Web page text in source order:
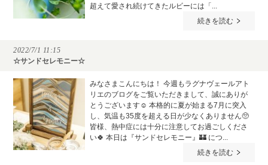
超えて愛され続けてきたルビーには「...
続きを読む
2022/7/1 11:15
☆サンドセレモニー☆
みなさまこんにちは！ 今週もラグナヴェールアト
リエのブログをご覧いただきまして、誠にありが
とうございます☺️ 本格的に夏が始まる7月に突入
し、気温も35度を超える日が少なくありません🥺
皆様、熱中症には十分に注意してお過ごしくださ
い🍀 本日は『サンドセレモニー』🏰 につ...
続きを読む